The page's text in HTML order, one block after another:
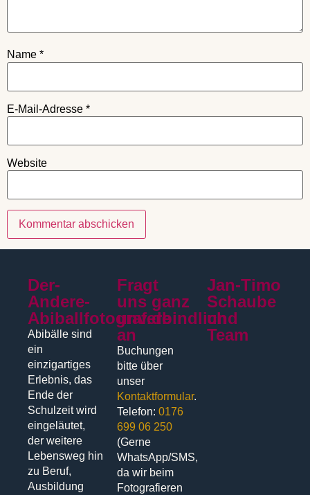
Name *
E-Mail-Adresse *
Website
Der-
Andere-
Abiballfotograf.de
Abibälle sind
ein
einzigartiges
Erlebnis, das
Ende der
Schulzeit wird
eingeläutet,
der weitere
Lebensweg hin
zu Beruf,
Ausbildung
Fragt
uns ganz
unverbindlich
an
Buchungen
bitte über
unser
Kontaktformular.
Telefon:0176
699 06 250
(Gerne
WhatsApp/SMS,
da wir beim
Fotografieren
Jan-Timo
Schaube
und
Team